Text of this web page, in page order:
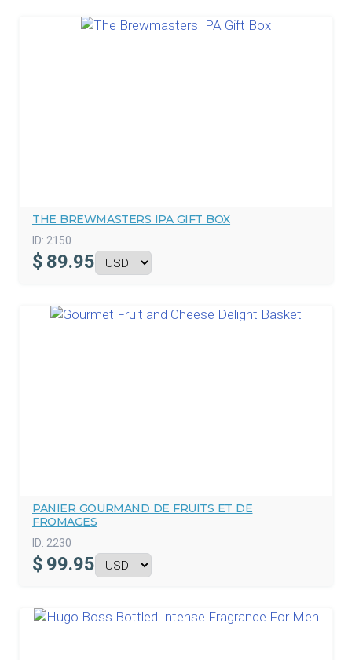
THE BREWMASTERS IPA GIFT BOX
ID: 2150
$ 89.95
PANIER GOURMAND DE FRUITS ET DE
FROMAGES
ID: 2230
$ 99.95